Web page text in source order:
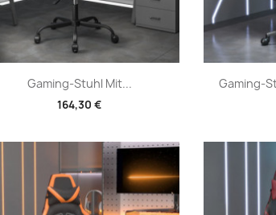
Gaming-Stuhl Mit...
164,30 €
Vorschau Gaming-